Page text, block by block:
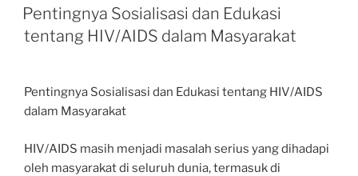
ON
Pentingnya Sosialisasi dan Edukasi
tentang HIV/AIDS dalam Masyarakat
Pentingnya Sosialisasi dan Edukasi tentang HIV/AIDS
dalam Masyarakat
HIV/AIDS masih menjadi masalah serius yang dihadapi
oleh masyarakat di seluruh dunia, termasuk di